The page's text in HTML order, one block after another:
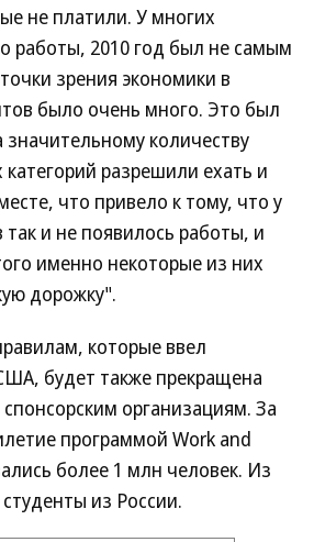
не платили. У многих
работы, 2010 год был не самым
зрения экономики в
было очень много. Это был
значительному количеству
разрешили ехать и
что привело к тому, что у
так и не появилось работы, и
именно некоторые из них
дорожку".
которые ввел
будет также прекращена
организациям. За
программой Work and
более 1 млн человек. Из
из России.